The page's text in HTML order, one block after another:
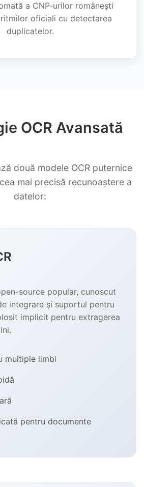
a CNP-urilor românești
oficiali cu detectarea
duplicatelor.
OCR Avansată
două modele OCR puternice
mai precisă recunoaștere a
datelor:
source popular, cunoscut
integrare și suportul pentru
implicit pentru extragerea
multiple limbi
pentru documente